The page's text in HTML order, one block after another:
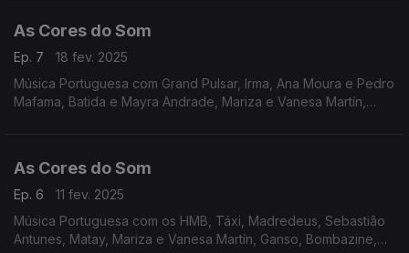
As Cores do Som
Ep. 7
18 fev. 2025
Música Portuguesa com Grand Pulsar, Irma, Ana Moura e Pedro
Mafama, Batida e Mayra Andrade, Mariza e Vanesa Martín,
As Cores do Som
Ep. 6
11 fev. 2025
Música Portuguesa com os HMB, Táxi, Madredeus, Sebastião
Antunes, Matay, Mariza e Vanesa Martín, Ganso, Bombazine,